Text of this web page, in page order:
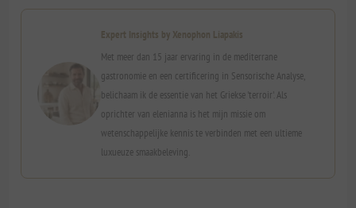
Expert Insights by Xenophon Liapakis
Met meer dan 15 jaar ervaring in de mediterrane
gastronomie en een certificering in Sensorische Analyse,
belichaam ik de essentie van het Griekse 'terroir'. Als
oprichter van elenianna is het mijn missie om
wetenschappelijke kennis te verbinden met een ultieme
luxueuze smaakbeleving.